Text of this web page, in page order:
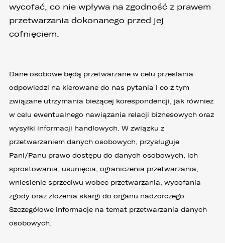
wycofać, co nie wpływa na zgodność z prawem
przetwarzania dokonanego przed jej
cofnięciem.
Dane osobowe będą przetwarzane w celu przesłania
odpowiedzi na kierowane do nas pytania i co z tym
związane utrzymania bieżącej korespondencji, jak również
w celu ewentualnego nawiązania relacji biznesowych oraz
wysyłki informacji handlowych. W związku z
przetwarzaniem danych osobowych, przysługuje
Pani/Panu prawo dostępu do danych osobowych, ich
sprostowania, usunięcia, ograniczenia przetwarzania,
wniesienie sprzeciwu wobec przetwarzania, wycofania
zgody oraz złożenia skargi do organu nadzorczego.
Szczegółowe informacje na temat przetwarzania danych
osobowych.